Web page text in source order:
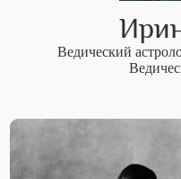
Ведический